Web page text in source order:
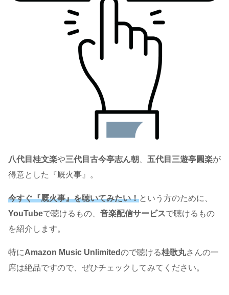
八代目桂文楽や三代目古今亭志ん朝 五代目三遊亭圓楽が
得意とした『厩火事』。
今すぐ『厩火事』を聴いてみたい！という方のために、
YouTubeで聴けるもの、 音楽配信サービスで聴けるもの
を紹介します。
特にAmazon Music Unlimitedので聴ける桂歌丸さんの一
席は絶品ですので、ぜひチェックしてみてください。